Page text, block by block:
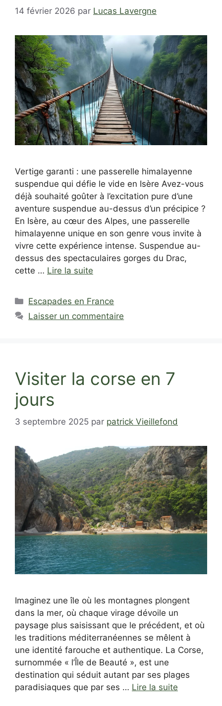
14 février 2026 par Lucas Lavergne
Vertige garanti : une passerelle himalayenne
suspendue qui défie le vide en Isère Avez-vous
déjà souhaité goûter à l’excitation pure d’une
aventure suspendue au-dessus d’un précipice ?
En Isère, au cœur des Alpes, une passerelle
himalayenne unique en son genre vous invite à
vivre cette expérience intense. Suspendue au-
dessus des spectaculaires gorges du Drac,
cette … Lire la suite
Catégories
Escapades en France
Laisser un commentaire
Visiter la corse en 7
jours
3 septembre 2025 par patrick Vieillefond
Imaginez une île où les montagnes plongent
dans la mer, où chaque virage dévoile un
paysage plus saisissant que le précédent, et où
les traditions méditerranéennes se mêlent à
une identité farouche et authentique. La Corse,
surnommée « l’Île de Beauté », est une
destination qui séduit autant par ses plages
paradisiaques que par ses … Lire la suite